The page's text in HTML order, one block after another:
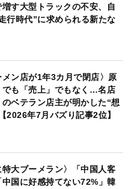
す大型トラックの不安、自
行時代”に求められる新たな
メン店が1年3カ月で閉店〉原
でも「売上」でもなく…名店
のベテラン店主が明かした“想
2026年7月バズり記事2位】
特大ブーメラン〉「中国人客
中国に好感持てない72%」韓